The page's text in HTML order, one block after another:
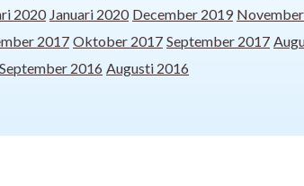
2020 Januari 2020 December 2019
2017 Oktober 2017 September 2017
September 2016 Augusti 2016